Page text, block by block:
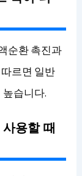
순환 촉진과
르면 일반
높습니다.
용할 때